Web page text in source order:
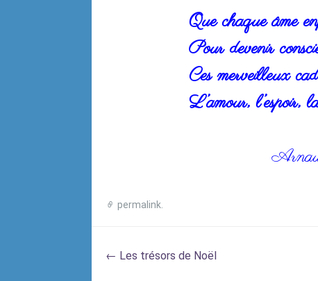
Que chaque âme
Pour devenir
Ces merveilleux
L’amour,
permalink
Post
← Les trésors de Noël